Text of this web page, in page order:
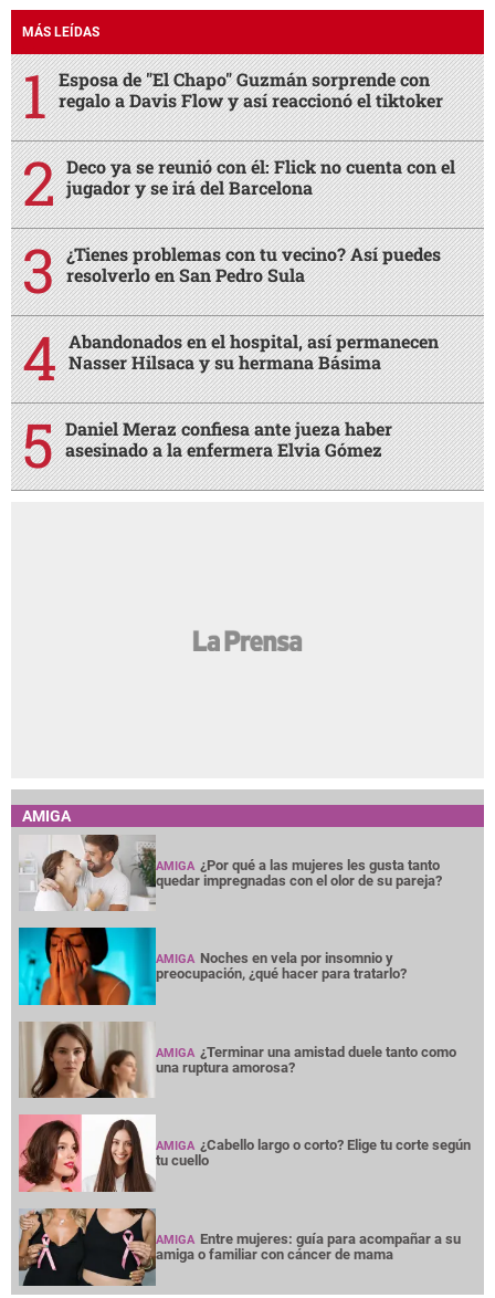
MÁS LEÍDAS
Esposa de "El Chapo" Guzmán sorprende con
regalo a Davis Flow y así reaccionó el tiktoker
Deco ya se reunió con él: Flick no cuenta con el
jugador y se irá del Barcelona
¿Tienes problemas con tu vecino? Así puedes
resolverlo en San Pedro Sula
Abandonados en el hospital, así permanecen
Nasser Hilsaca y su hermana Básima
Daniel Meraz confiesa ante jueza haber
asesinado a la enfermera Elvia Gómez
AMIGA
AMIGA ¿Por qué a las mujeres les gusta tanto
quedar impregnadas con el olor de su pareja?
AMIGA Noches en vela por insomnio y
preocupación, ¿qué hacer para tratarlo?
AMIGA ¿Terminar una amistad duele tanto como
una ruptura amorosa?
AMIGA ¿Cabello largo o corto? Elige tu corte según
tu cuello
AMIGA Entre mujeres: guía para acompañar a su
amiga o familiar con cáncer de mama